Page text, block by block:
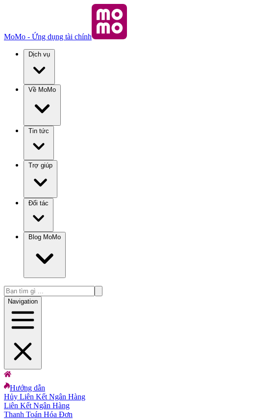
MoMo - Ứng dụng tài chính
Dịch vụ
Về MoMo
Tin tức
Trợ giúp
Đối tác
Blog MoMo
Navigation
Hướng dẫn
Hủy Liên Kết Ngân Hàng
Liên Kết Ngân Hàng
Thanh Toán Hóa Đơn